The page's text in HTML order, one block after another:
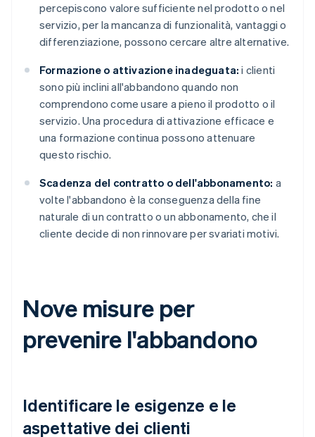
percepiscono valore sufficiente nel prodotto o nel
servizio, per la mancanza di funzionalità, vantaggi o
differenziazione, possono cercare altre alternative.
Formazione o attivazione inadeguata: i clienti
sono più inclini all'abbandono quando non
comprendono come usare a pieno il prodotto o il
servizio. Una procedura di attivazione efficace e
una formazione continua possono attenuare
questo rischio.
Scadenza del contratto o dell'abbonamento: a
volte l'abbandono è la conseguenza della fine
naturale di un contratto o un abbonamento, che il
cliente decide di non rinnovare per svariati motivi.
Nove misure per
prevenire l'abbandono
Identificare le esigenze e le
aspettative dei clienti